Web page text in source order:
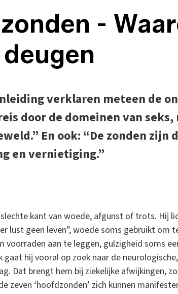
-
verklaren meteen de
door de domeinen van
En ook: “De zonden zijn
en vernietiging.”
kant van woede, afgunst of trots. Hij
lust geen leven”, woede soms gebruikt om
voorraden aan te leggen, gulzigheid soms
hij vooral op zoek naar de
Dat brengt hem bij ziekelijke afwijkingen,
‘hoofdzonden’ zich kunnen